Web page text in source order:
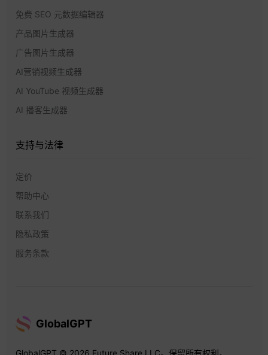
免费 SEO 元数据编辑器
产品图片生成器
广告图片生成器
AI营销视频生成器
AI YouTube 视频生成器
AI 播客生成器
支持与法律
定价
帮助中心
联系我们
隐私政策
服务条款
GlobalGPT
GlobalGPT © 2026 Future Share LLC。保留所有权利。.